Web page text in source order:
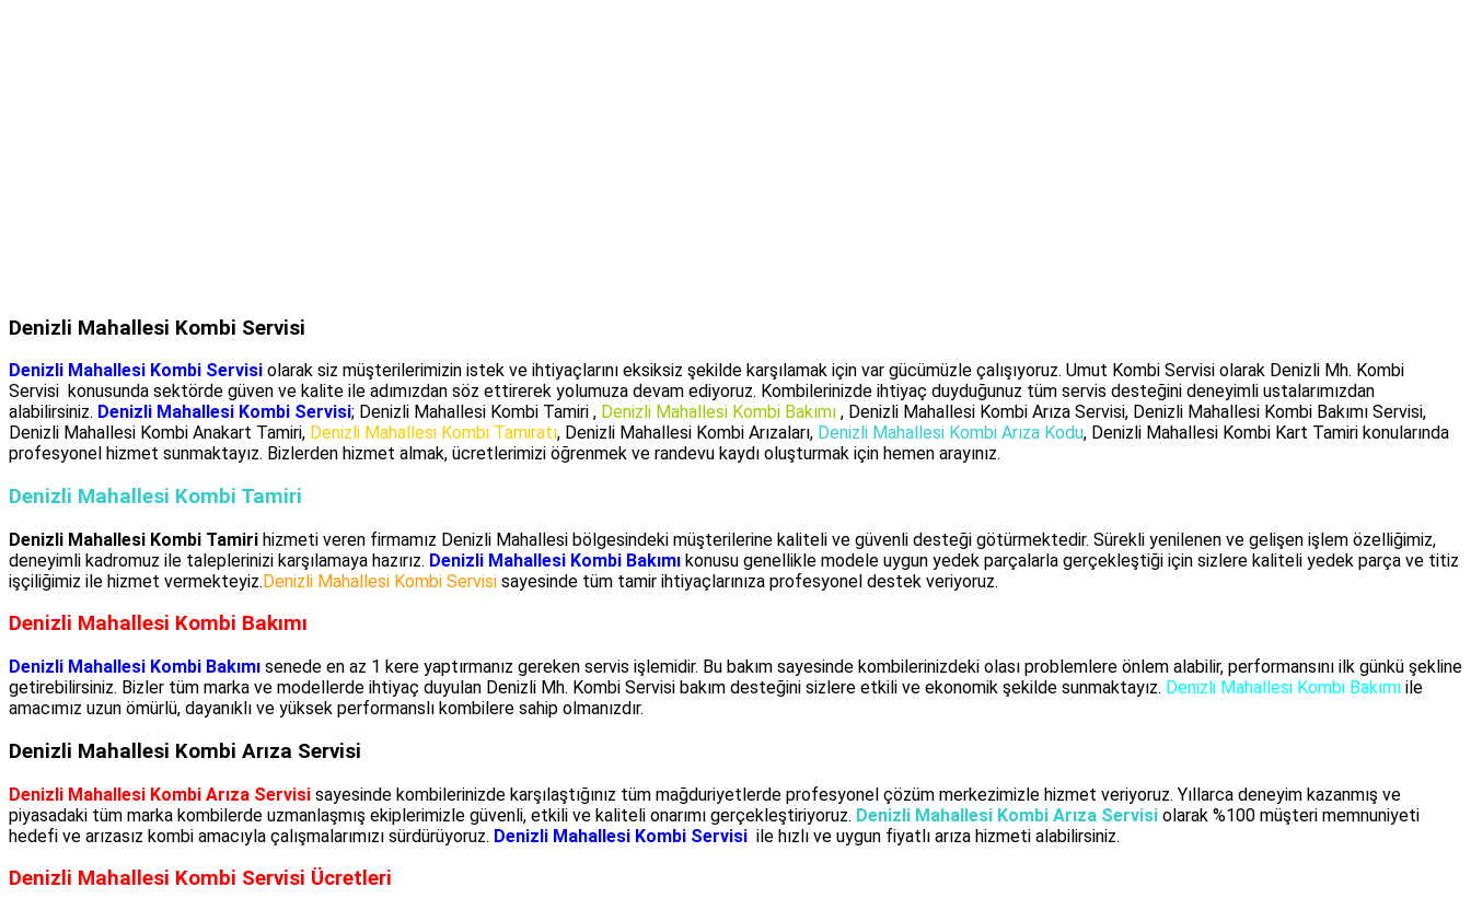
Denizli Mahallesi Kombi Servisi
Denizli Mahallesi Kombi Servisi olarak siz müşterilerimizin istek ve ihtiyaçlarını eksiksiz şekilde karşılamak için var gücümüzle çalışıyoruz. Umut Kombi Servisi olarak Denizli Mh. Kombi
Servisi konusunda sektörde güven ve kalite ile adımızdan söz ettirerek yolumuza devam ediyoruz. Kombilerinizde ihtiyaç duyduğunuz tüm servis desteğini deneyimli ustalarımızdan
alabilirsiniz. Denizli Mahallesi Kombi Servisi; Denizli Mahallesi Kombi Tamiri , Denizli Mahallesi Kombi Bakımı , Denizli Mahallesi Kombi Arıza Servisi, Denizli Mahallesi Kombi Bakımı Servisi,
Denizli Mahallesi Kombi Anakart Tamiri, Denizli Mahallesi Kombi Tamiratı, Denizli Mahallesi Kombi Arızaları, Denizli Mahallesi Kombi Arıza Kodu, Denizli Mahallesi Kombi Kart Tamiri konularında
profesyonel hizmet sunmaktayız. Bizlerden hizmet almak, ücretlerimizi öğrenmek ve randevu kaydı oluşturmak için hemen arayınız.
Denizli Mahallesi Kombi Tamiri
Denizli Mahallesi Kombi Tamiri hizmeti veren firmamız Denizli Mahallesi bölgesindeki müşterilerine kaliteli ve güvenli desteği götürmektedir. Sürekli yenilenen ve gelişen işlem özelliğimiz,
deneyimli kadromuz ile taleplerinizi karşılamaya hazırız. Denizli Mahallesi Kombi Bakımı konusu genellikle modele uygun yedek parçalarla gerçekleştiği için sizlere kaliteli yedek parça ve titiz
işçiliğimiz ile hizmet vermekteyiz.Denizli Mahallesi Kombi Servisi sayesinde tüm tamir ihtiyaçlarınıza profesyonel destek veriyoruz.
Denizli Mahallesi Kombi Bakımı
Denizli Mahallesi Kombi Bakımı senede en az 1 kere yaptırmanız gereken servis işlemidir. Bu bakım sayesinde kombilerinizdeki olası problemlere önlem alabilir, performansını ilk günkü şekline
getirebilirsiniz. Bizler tüm marka ve modellerde ihtiyaç duyulan Denizli Mh. Kombi Servisi bakım desteğini sizlere etkili ve ekonomik şekilde sunmaktayız. Denizli Mahallesi Kombi Bakımı ile
amacımız uzun ömürlü, dayanıklı ve yüksek performanslı kombilere sahip olmanızdır.
Denizli Mahallesi Kombi Arıza Servisi
Denizli Mahallesi Kombi Arıza Servisi sayesinde kombilerinizde karşılaştığınız tüm mağduriyetlerde profesyonel çözüm merkezimizle hizmet veriyoruz. Yıllarca deneyim kazanmış ve
piyasadaki tüm marka kombilerde uzmanlaşmış ekiplerimizle güvenli, etkili ve kaliteli onarımı gerçekleştiriyoruz. Denizli Mahallesi Kombi Arıza Servisi olarak %100 müşteri memnuniyeti
hedefi ve arızasız kombi amacıyla çalışmalarımızı sürdürüyoruz. Denizli Mahallesi Kombi Servisi ile hızlı ve uygun fiyatlı arıza hizmeti alabilirsiniz.
Denizli Mahallesi Kombi Servisi Ücretleri